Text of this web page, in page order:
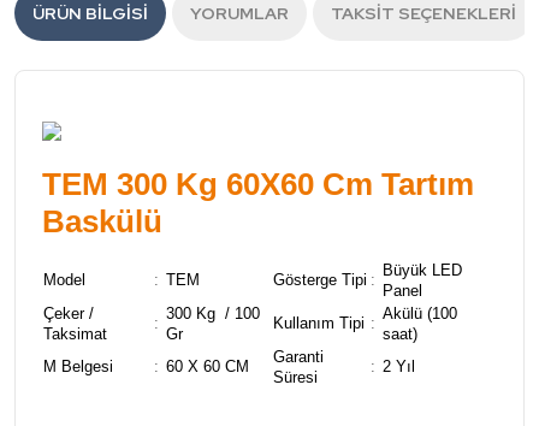
ÜRÜN BILGISI YORUMLAR TAKSIT SEÇENEKLERI
TEM 300 Kg 60X60 Cm Tartım
Baskülü
Model : TEM Gösterge Tipi :
Büyük LED
Panel
Çeker /
Taksimat
:
300 Kg / 100
Gr
Kullanım Tipi :
Akülü (100
saat)
M Belgesi
: 60 X 60 CM
Garanti
Süresi
: 2 Yıl